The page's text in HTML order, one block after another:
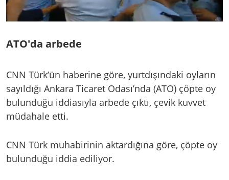
ATO'da arbede
CNN Türk’ün haberine göre, yurtdışındaki oyların
sayıldığı Ankara Ticaret Odası’nda (ATO) çöpte oy
bulunduğu iddiasıyla arbede çıktı, çevik kuvvet
müdahale etti.
CNN Türk muhabirinin aktardığına göre, çöpte oy
bulunduğu iddia ediliyor.